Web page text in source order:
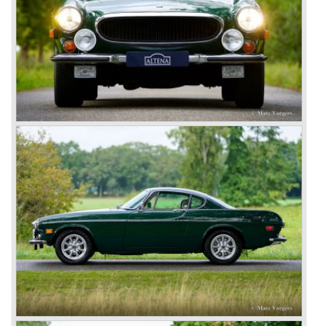
Four-cylinder Volvo B20E engine
Bosch petrol injection
cylinder capacity: 1998 cc.
capacity: 135 bhp. at 6000 rpm.
gearbox: 4 speed+ overdrive (3-speed automatic optional)
top speed: 185 km/h.
weight: 1130 kg.